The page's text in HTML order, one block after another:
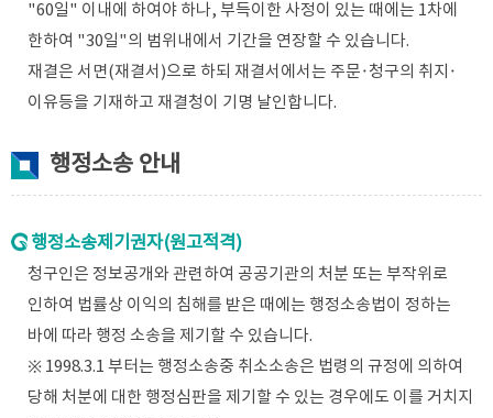
"60일" 이내에 하여야 하나, 부득이한 사정이 있는 때에는 1차에
한하여 "30일"의 범위내에서 기간을 연장할 수 있습니다.
재결은 서면(재결서)으로 하되 재결서에서는 주문·청구의 취지·
이유등을 기재하고 재결청이 기명 날인합니다.
행정소송 안내
행정소송제기권자(원고적격)
청구인은 정보공개와 관련하여 공공기관의 처분 또는 부작위로
인하여 법률상 이익의 침해를 받은 때에는 행정소송법이 정하는
바에 따라 행정 소송을 제기할 수 있습니다.
※ 1998.3.1 부터는 행정소송중 취소소송은 법령의 규정에 의하여
당해 처분에 대한 행정심판을 제기할 수 있는 경우에도 이를 거치지